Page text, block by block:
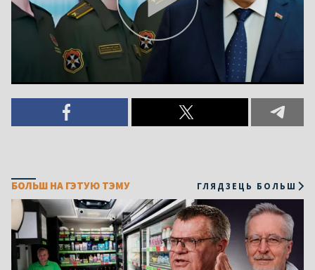
БОЛЬШ НА ГЭТУЮ ТЭМУ ГЛЯДЗЕЦЬ БОЛЬШ